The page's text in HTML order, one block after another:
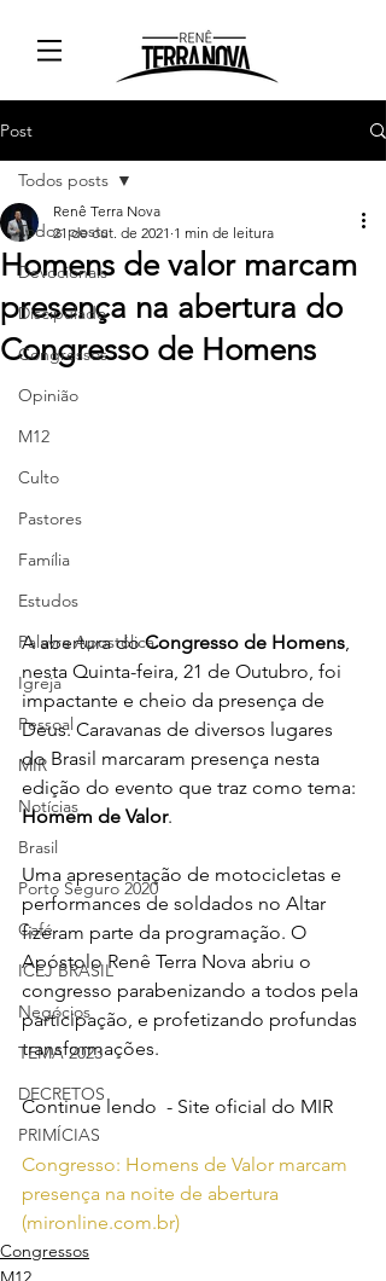
Post
Todos posts
Devocionais
Discipulado
Congressos
Opinião
M12
Culto
Pastores
Família
Estudos
Palavra Apostólica
Igreja
Pessoal
MIR
Notícias
Brasil
Porto Seguro 2020
Café
ICEJ BRASIL
Negócios
TEMA 2023
DECRETOS
PRIMÍCIAS
Todos posts
Homens de valor marcam
presença na abertura do
Congresso de Homens
Renê Terra Nova
21 de out. de 2021 1 min de leitura
A abertura do Congresso de Homens,
nesta Quinta-feira, 21 de Outubro, foi
impactante e cheio da presença de
Deus. Caravanas de diversos lugares
do Brasil marcaram presença nesta
edição do evento que traz como tema:
Homem de Valor.
Uma apresentação de motocicletas e
performances de soldados no Altar
fizeram parte da programação. O
Apóstolo Renê Terra Nova abriu o
congresso parabenizando a todos pela
participação, e profetizando profundas
transformações.
Continue lendo  - Site oficial do MIR
Congresso: Homens de Valor marcam
presença na noite de abertura
(mironline.com.br)
Congressos